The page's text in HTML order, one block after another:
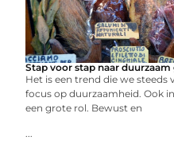
Stap voor stap naar
Het is een trend die we steeds
focus op duurzaamheid. Ook
een grote rol. Bewust en
...